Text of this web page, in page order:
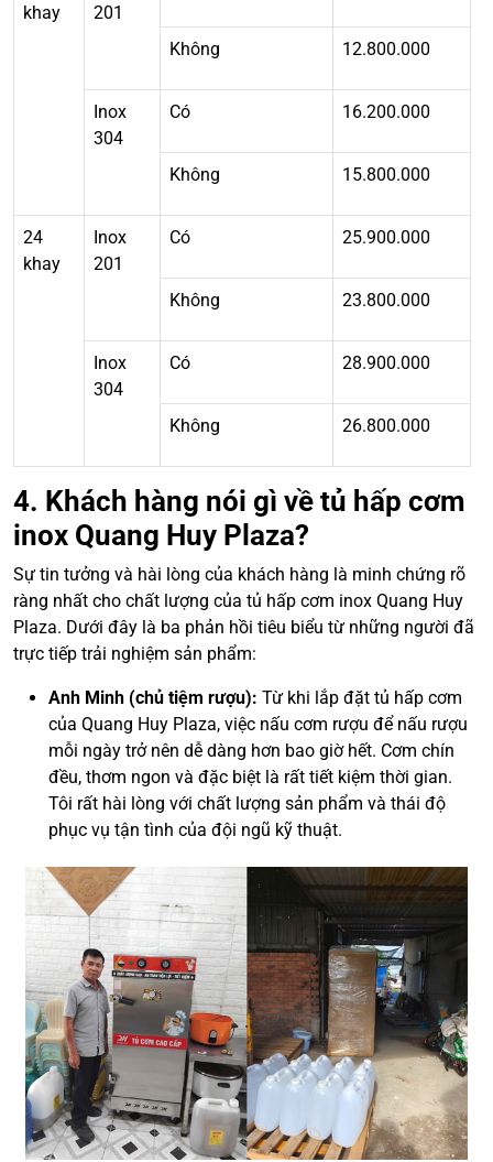
khay
201
Không 12.800.000
Inox
304
Có 16.200.000
Không 15.800.000
24
khay
Inox
201
Có 25.900.000
Không 23.800.000
Inox
304
Có 28.900.000
Không 26.800.000
4. Khách hàng nói gì về tủ hấp cơm
inox Quang Huy Plaza?
Sự tin tưởng và hài lòng của khách hàng là minh chứng rõ
ràng nhất cho chất lượng của tủ hấp cơm inox Quang Huy
Plaza. Dưới đây là ba phản hồi tiêu biểu từ những người đã
trực tiếp trải nghiệm sản phẩm:
Anh Minh (chủ tiệm rượu): Từ khi lắp đặt tủ hấp cơm
của Quang Huy Plaza, việc nấu cơm rượu để nấu rượu
mỗi ngày trở nên dễ dàng hơn bao giờ hết. Cơm chín
đều, thơm ngon và đặc biệt là rất tiết kiệm thời gian.
Tôi rất hài lòng với chất lượng sản phẩm và thái độ
phục vụ tận tình của đội ngũ kỹ thuật.